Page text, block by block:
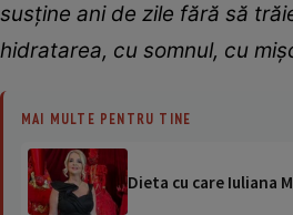
susține ani de zile fără să
hidratarea, cu somnul, cu
MAI MULTE PENTRU TINE
Dieta cu care Iuliana